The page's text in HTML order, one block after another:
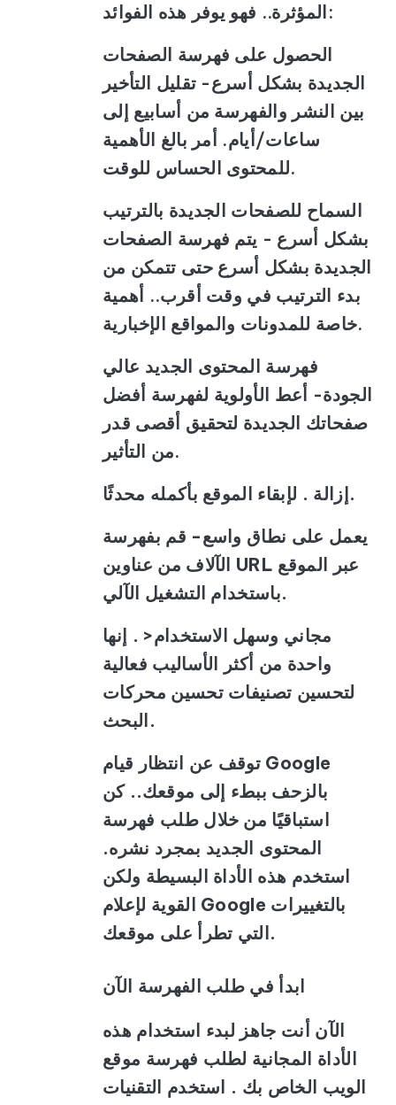
المؤثرة.. فهو يوفر هذه الفوائد:
الحصول على فهرسة الصفحات
الجديدة بشكل أسرع- تقليل التأخير
بين النشر والفهرسة من أسابيع إلى
ساعات/أيام. أمر بالغ الأهمية
للمحتوى الحساس للوقت.
السماح للصفحات الجديدة بالترتيب
بشكل أسرع - يتم فهرسة الصفحات
الجديدة بشكل أسرع حتى تتمكن من
بدء الترتيب في وقت أقرب.. أهمية
خاصة للمدونات والمواقع الإخبارية.
فهرسة المحتوى الجديد عالي
الجودة- أعط الأولوية لفهرسة أفضل
صفحاتك الجديدة لتحقيق أقصى قدر
من التأثير.
إزالة . لإبقاء الموقع بأكمله محدثًا.
يعمل على نطاق واسع- قم بفهرسة
الآلاف من عناوين URL عبر الموقع
باستخدام التشغيل الآلي.
مجاني وسهل الاستخدام< . إنها
واحدة من أكثر الأساليب فعالية
لتحسين تصنيفات تحسين محركات
البحث.
توقف عن انتظار قيام Google
بالزحف ببطء إلى موقعك.. كن
استباقيًا من خلال طلب فهرسة
المحتوى الجديد بمجرد نشره.
استخدم هذه الأداة البسيطة ولكن
القوية لإعلام Google بالتغييرات
التي تطرأ على موقعك.
ابدأ في طلب الفهرسة الآن
الآن أنت جاهز لبدء استخدام هذه
الأداة المجانية لطلب فهرسة موقع
الويب الخاص بك . استخدم التقنيات